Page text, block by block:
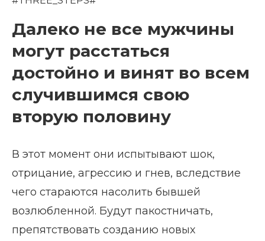
Далеко не все мужчины
могут расстаться
достойно и винят во всем
случившимся свою
вторую половину
В этот момент они испытывают шок,
отрицание, агрессию и гнев, вследствие
чего стараются насолить бывшей
возлюбленной. Будут пакостничать,
препятствовать созданию новых